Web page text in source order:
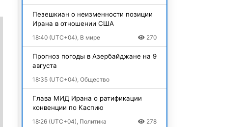
Пезешкиан о неизменности позиции
Ирана в отношении США
18:40 (UTC+04), В мире 270
Прогноз погоды в Азербайджане на 9
августа
18:35 (UTC+04), Общество
Глава МИД Ирана о ратификации
конвенции по Каспию
18:26 (UTC+04), Политика 278